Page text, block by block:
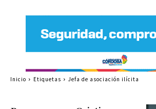
Inicio Etiquetas Jefa de asociación ilícita